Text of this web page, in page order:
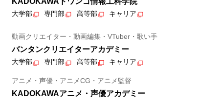
大学部 専門部 高等部 キャリア
動画クリエイター・動画編集・VTuber・歌い手
バンタンクリエイターアカデミー
大学部 専門部 高等部 キャリア
アニメ・声優・アニメCG・アニメ監督
KADOKAWAアニメ・声優アカデミー